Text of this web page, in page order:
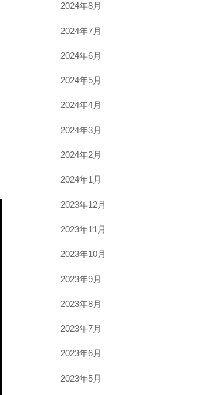
2024年8月
2024年7月
2024年6月
2024年5月
2024年4月
2024年3月
2024年2月
2024年1月
2023年12月
2023年11月
2023年10月
2023年9月
2023年8月
2023年7月
2023年6月
2023年5月